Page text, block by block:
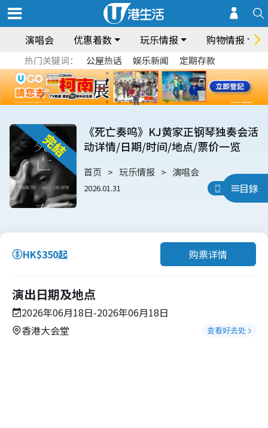
演唱会 优惠着数 玩乐情报 购物情报
热门关键词： 公屋热话 娱乐新闻 定期存款
目錄
《死亡奏呜》KJ黄家正钢琴独奏会活
动详情/日期/时间/地点/票价一览
首页 玩乐情报 演唱会
2026.01.31 用App睇
HK$350起 购票详情
演出日期及地点
2026年06月18日-2026年06月18日
香港大会堂
查看好去处